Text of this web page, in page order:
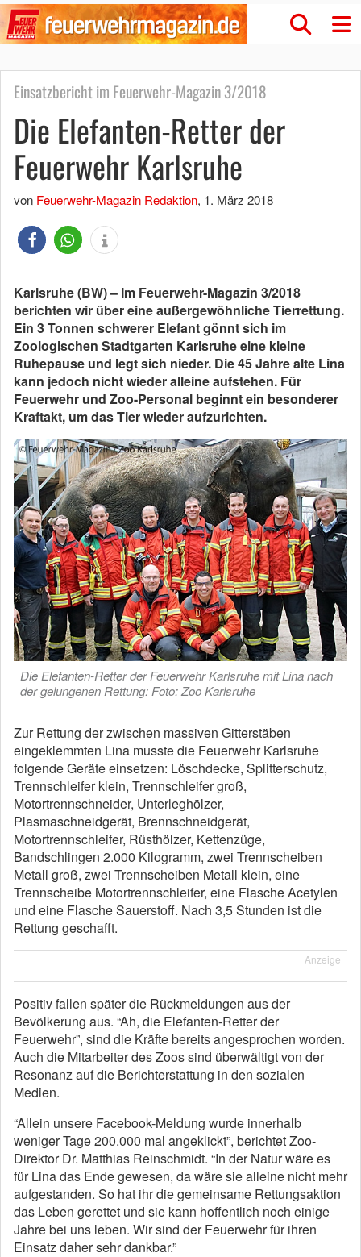
Einsatzbericht im Feuerwehr-Magazin 3/2018
Die Elefanten-Retter der
Feuerwehr Karlsruhe
von Feuerwehr-Magazin Redaktion, 1. März 2018
Karlsruhe (BW) – Im Feuerwehr-Magazin 3/2018
berichten wir über eine außergewöhnliche Tierrettung.
Ein 3 Tonnen schwerer Elefant gönnt sich im
Zoologischen Stadtgarten Karlsruhe eine kleine
Ruhepause und legt sich nieder. Die 45 Jahre alte Lina
kann jedoch nicht wieder alleine aufstehen. Für
Feuerwehr und Zoo-Personal beginnt ein besonderer
Kraftakt, um das Tier wieder aufzurichten.
Die Elefanten-Retter der Feuerwehr Karlsruhe mit Lina nach
der gelungenen Rettung: Foto: Zoo Karlsruhe
Zur Rettung der zwischen massiven Gitterstäben
eingeklemmten Lina musste die Feuerwehr Karlsruhe
folgende Geräte einsetzen: Löschdecke, Splitterschutz,
Trennschleifer klein, Trennschleifer groß,
Motortrennschneider, Unterleghölzer,
Plasmaschneidgerät, Brennschneidgerät,
Motortrennschleifer, Rüsthölzer, Kettenzüge,
Bandschlingen 2.000 Kilogramm, zwei Trennscheiben
Metall groß, zwei Trennscheiben Metall klein, eine
Trennscheibe Motortrennschleifer, eine Flasche Acetylen
und eine Flasche Sauerstoff. Nach 3,5 Stunden ist die
Rettung geschafft.
Anzeige
Positiv fallen später die Rückmeldungen aus der
Bevölkerung aus. “Ah, die Elefanten-Retter der
Feuerwehr”, sind die Kräfte bereits angesprochen worden.
Auch die Mitarbeiter des Zoos sind überwältigt von der
Resonanz auf die Berichterstattung in den sozialen
Medien.
“Allein unsere Facebook-Meldung wurde innerhalb
weniger Tage 200.000 mal angeklickt”, berichtet Zoo-
Direktor Dr. Matthias Reinschmidt. “In der Natur wäre es
für Lina das Ende gewesen, da wäre sie alleine nicht mehr
aufgestanden. So hat ihr die gemeinsame Rettungsaktion
das Leben gerettet und sie kann hoffentlich noch einige
Jahre bei uns leben. Wir sind der Feuerwehr für ihren
Einsatz daher sehr dankbar.”